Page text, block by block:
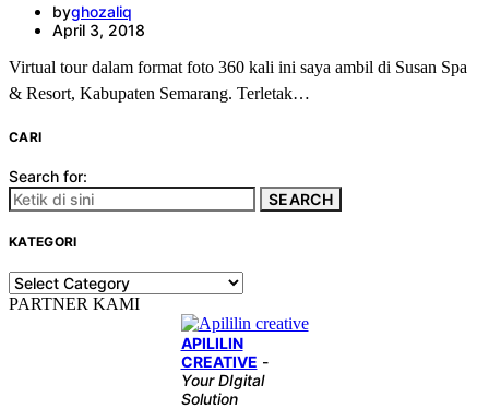
byghozaliq
April 3, 2018
Virtual tour dalam format foto 360 kali ini saya ambil di Susan Spa
& Resort, Kabupaten Semarang. Terletak…
CARI
Search for:
SEARCH
KATEGORI
KATEGORI
PARTNER KAMI
APILILIN
CREATIVE -
Your DIgital
Solution